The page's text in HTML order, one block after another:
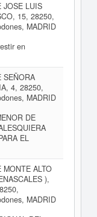
JOSE LUIS
15, 28250,
MADRID
en
SEÑORA
4, 28250,
MADRID
DE
EL
MONTE ALTO
),
MADRID